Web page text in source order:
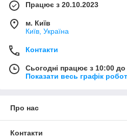
Працює з 20.10.2023
м. Київ
Київ, Україна
Контакти
Сьогодні працює з 10:00 до
Показати весь графік
Про нас
Контакти